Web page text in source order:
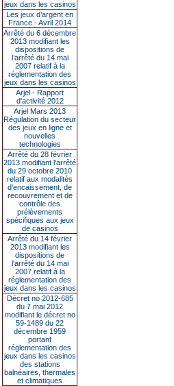
jeux dans les casinos
Les jeux d’argent en
France - Avril 2014
Arrêté du 6 décembre
2013 modifiant les
dispositions de
l’arrêté du 14 mai
2007 relatif à la
réglementation des
jeux dans les casinos
Arjel - Rapport
d'activité 2012
Arjel Mars 2013
Régulation du secteur
des jeux en ligne et
nouvelles
technologies
Arrêté du 28 février
2013 modifiant l'arrêté
du 29 octobre 2010
relatif aux modalités
d'encaissement, de
recouvrement et de
contrôle des
prélèvements
spécifiques aux jeux
de casinos
Arrêté du 14 février
2013 modifiant les
dispositions de
l'arrêté du 14 mai
2007 relatif à la
réglementation des
jeux dans les casinos
Décret no 2012-685
du 7 mai 2012
modifiant le décret no
59-1489 du 22
décembre 1959
portant
réglementation des
jeux dans les casinos
des stations
balnéaires, thermales
et climatiques